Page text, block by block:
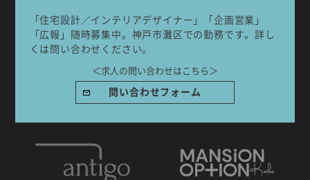
「住宅設計／インテリアデザイナー」「企画営業」
「広報」随時募集中。神戸市灘区での勤務です。詳し
くは問い合わせください。
＜求人の問い合わせはこちら＞
問い合わせフォーム
IDA DESIGN by 株式会社 IDA Company
兵庫県神戸市灘区水道筋6丁目7番18号 NK103ビル1F